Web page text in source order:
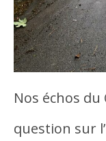
Nos échos du
question sur